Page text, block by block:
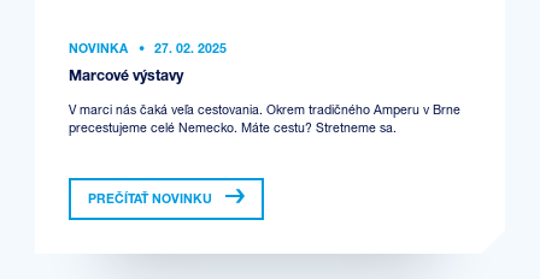
NOVINKA • 27. 02. 2025
Marcové výstavy
V marci nás čaká veľa cestovania. Okrem tradičného Amperu v Brne
precestujeme celé Nemecko. Máte cestu? Stretneme sa.
PREČÍTAŤ NOVINKU